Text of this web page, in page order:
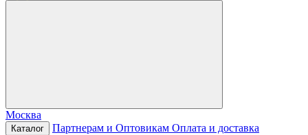
Москва
Каталог Партнерам и Оптовикам Оплата и доставка